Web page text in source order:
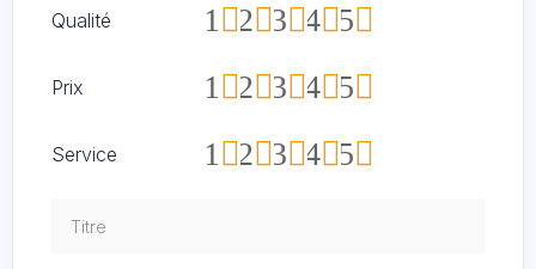
Qualité 5
4
3
2
1
Prix 5
4
3
2
1
Service 5
4
3
2
1